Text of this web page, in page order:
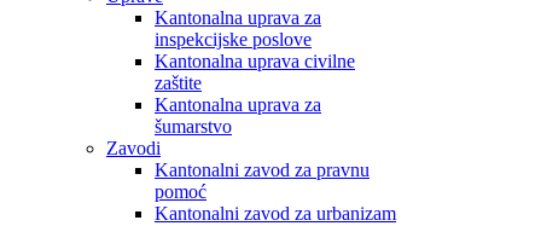
Kantonalna uprava za
inspekcijske poslove
Kantonalna uprava civilne
zaštite
Kantonalna uprava za
šumarstvo
Zavodi
Kantonalni zavod za pravnu
pomoć
Kantonalni zavod za urbanizam